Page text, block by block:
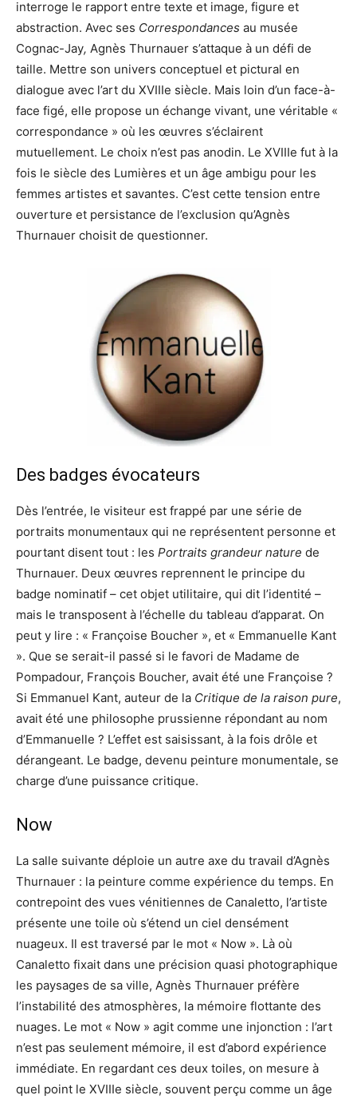
interroge le rapport entre texte et image, figure et
abstraction. Avec ses Correspondances au musée
Cognac-Jay, Agnès Thurnauer s’attaque à un défi de
taille. Mettre son univers conceptuel et pictural en
dialogue avec l’art du XVIIIe siècle. Mais loin d’un face-à-
face figé, elle propose un échange vivant, une véritable «
correspondance » où les œuvres s’éclairent
mutuellement. Le choix n’est pas anodin. Le XVIIIe fut à la
fois le siècle des Lumières et un âge ambigu pour les
femmes artistes et savantes. C’est cette tension entre
ouverture et persistance de l’exclusion qu’Agnès
Thurnauer choisit de questionner.
Des badges évocateurs
Dès l’entrée, le visiteur est frappé par une série de
portraits monumentaux qui ne représentent personne et
pourtant disent tout : les Portraits grandeur nature de
Thurnauer. Deux œuvres reprennent le principe du
badge nominatif – cet objet utilitaire, qui dit l’identité –
mais le transposent à l’échelle du tableau d’apparat. On
peut y lire : « Françoise Boucher », et « Emmanuelle Kant
». Que se serait-il passé si le favori de Madame de
Pompadour, François Boucher, avait été une Françoise ?
Si Emmanuel Kant, auteur de la Critique de la raison pure,
avait été une philosophe prussienne répondant au nom
d’Emmanuelle ? L’effet est saisissant, à la fois drôle et
dérangeant. Le badge, devenu peinture monumentale, se
charge d’une puissance critique.
Now
La salle suivante déploie un autre axe du travail d’Agnès
Thurnauer : la peinture comme expérience du temps. En
contrepoint des vues vénitiennes de Canaletto, l’artiste
présente une toile où s’étend un ciel densément
nuageux. Il est traversé par le mot « Now ». Là où
Canaletto fixait dans une précision quasi photographique
les paysages de sa ville, Agnès Thurnauer préfère
l’instabilité des atmosphères, la mémoire flottante des
nuages. Le mot « Now » agit comme une injonction : l’art
n’est pas seulement mémoire, il est d’abord expérience
immédiate. En regardant ces deux toiles, on mesure à
quel point le XVIIIe siècle, souvent perçu comme un âge